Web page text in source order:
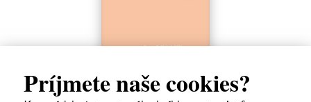
Príjmete naše cookies?